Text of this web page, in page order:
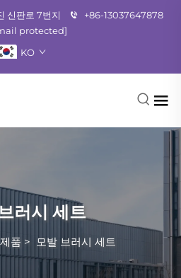
신판로 7번지
+86-13037647878
protected]
KO
러시 세트
제품 > 모발 브러시 세트